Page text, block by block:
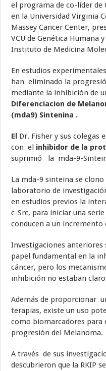
el programa de co-líder de
en la Universidad Virginia
Massey Cancer Center,
VCU de Genética Humana
Instituto de Medicina
En estudios
han eliminado la
mediante la inhibición de
Diferenciacion de
(mda9) Sintenina .
El Dr. Fisher y sus colegas
con el inhibidor de la
suprimió la mda-9-
La mda-9 sinteina se
laboratorio de
en estudios previos la
c-Src, para iniciar una
conducen a un incremento
Investigaciones anteriores
papel fundamental en la
cáncer, pero los
inhibición no estaban
Además de proporcionar
terapias, existe un uso
como biomarcadores
progresión del Melanoma.
A través de sus
descubrieron que la RKIP